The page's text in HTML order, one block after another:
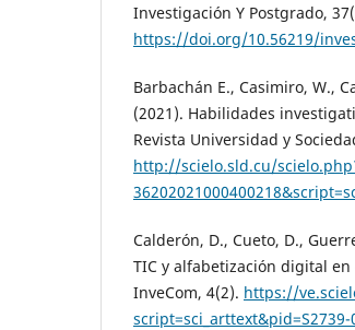
Investigación Y Postgrado,
https://doi.org/10.56219/
Barbachán E., Casimiro, W.,
(2021). Habilidades
Revista Universidad y
http://scielo.sld.cu/
Calderón, D., Cueto, D.,
TIC y alfabetización digital
InveCom, 4(2). https://
script=sci_arttext&pid=S2739-